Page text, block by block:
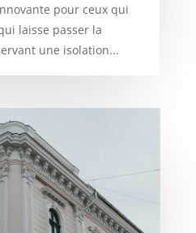
pour ceux qui
laisse passer la
une isolation...